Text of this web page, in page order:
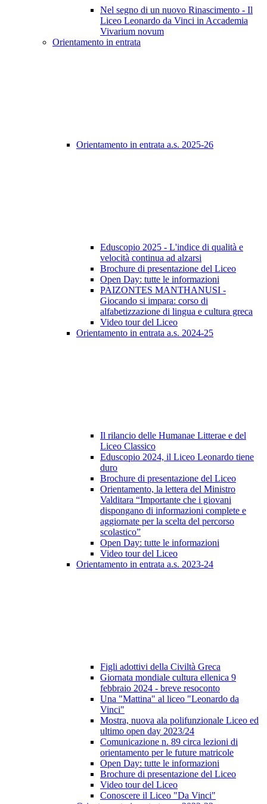
Nel segno di un nuovo Rinascimento - Il
Liceo Leonardo da Vinci in Accademia
Vivarium novum
Orientamento in entrata
Orientamento in entrata a.s. 2025-26
Eduscopio 2025 - L'indice di qualità e
velocità continua ad alzarsi
Brochure di presentazione del Liceo
Open Day: tutte le informazioni
PAIZONTES MANTHANUSI -
Giocando si impara: corso di
alfabetizzazione di lingua e cultura greca
Video tour del Liceo
Orientamento in entrata a.s. 2024-25
Il rilancio delle Humanae Litterae e del
Liceo Classico
Eduscopio 2024, il Liceo Leonardo tiene
duro
Brochure di presentazione del Liceo
Orientamento, la lettera del Ministro
Valditara “Importante che i giovani
dispongano di informazioni complete e
aggiornate per la scelta del percorso
scolastico”
Open Day: tutte le informazioni
Video tour del Liceo
Orientamento in entrata a.s. 2023-24
Figli adottivi della Civiltà Greca
Giornata mondiale cultura ellenica 9
febbraio 2024 - breve resoconto
Una "Mattina" al liceo "Leonardo da
Vinci"
Mostra, nuova ala polifunzionale Liceo ed
ultimo open day 2023/24
Comunicazione n. 89 circa lezioni di
orientamento per le future matricole
Open Day: tutte le informazioni
Brochure di presentazione del Liceo
Video tour del Liceo
Conoscere il Liceo "Da Vinci"